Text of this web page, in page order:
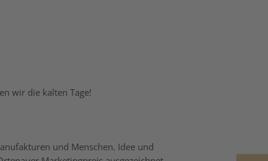
wir die kalten Tage!
und Menschen. Idee und